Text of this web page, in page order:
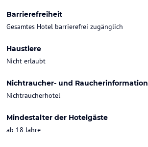
Barrierefreiheit
Gesamtes Hotel barrierefrei zugänglich
Haustiere
Nicht erlaubt
Nichtraucher- und Raucherinformation
Nichtraucherhotel
Mindestalter der Hotelgäste
ab 18 Jahre